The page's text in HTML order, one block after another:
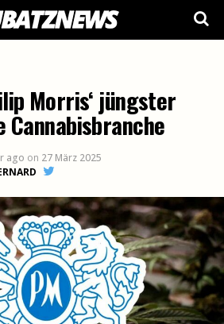
Morris‘ jüngster
Cannabisbranche
ago on 27 März 2025